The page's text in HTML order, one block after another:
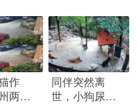
作
两日
同伴突然离
世，小狗尿到